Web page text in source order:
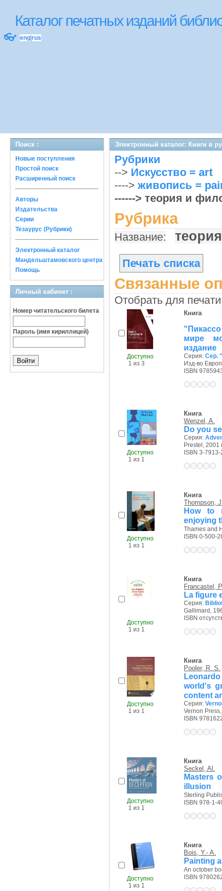
Каталог печатных изданий
👓 eng rus
Поиск :
Новые поступления
Простой поиск
Расширенный поиск
Авторы
Издательства
Серии
Тезаурус (Рубрики)
Электронный каталог
Мандельштамовского центра
Помощь
Личный кабинет :
Номер читательского билета
Пароль (имя кириллицей)
Электронный каталог: Книги в
Рубрики
--> Искусство = art
----> живопись =
------> теория и
Рубрика
Название:
Печать списка
Связанные
Отобрать для
Доступно
1 из 3
Книга
мире
издание
Серия: Сер.
Изд-во
ISBN
Доступно
1 из 1
Книга
Wenzel, A.
Do you
Серия:
Prestel, 2001
ISBN 3-
Доступно
1 из 1
Книга
Thompson,
How to
enjoying
Thames and
ISBN 0-500-
Доступно
1 из 1
Книга
Francastel,
La figure
Серия:
Gallimard,
ISBN
Доступно
1 из 1
Книга
Pooler, R. S.
world's
content
Серия:
Vernon Press,
ISBN
Доступно
1 из 1
Книга
Seckel, Al.
Masters
illusion
Sterling
ISBN 978-1-
Доступно
1 из 1
Книга
Bois, Y.- A.
Painting
An october
ISBN